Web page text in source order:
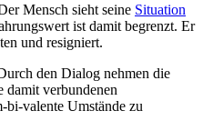
Mensch sieht seine Situation
ist damit begrenzt. Er
und resigniert.
den Dialog nehmen die
damit verbundenen
bi-valente Umstände zu